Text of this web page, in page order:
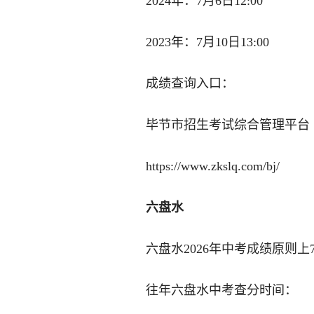
2023年：7月10日13:00
成绩查询入口：
毕节市招生考试综合管理平台
https://www.zkslq.com/bj/
六盘水
六盘水2026年中考成绩原则上
往年六盘水中考查分时间：